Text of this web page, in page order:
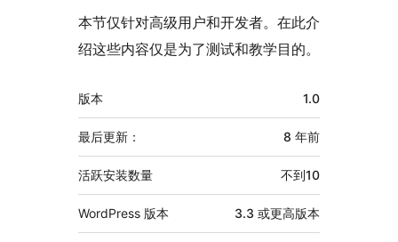
本节仅针对高级用户和开发者。在此介
绍这些内容仅是为了测试和教学目的。
额
外
信
息
版本 1.0
最后更新： 8 年前
活跃安装数量 不到10
WordPress 版本 3.3 或更高版本